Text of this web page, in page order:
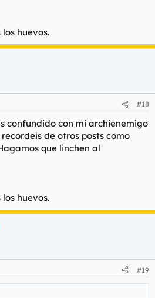
huevos.
#18
confundido con mi archienemigo
de otros posts como
que linchen al
huevos.
#19